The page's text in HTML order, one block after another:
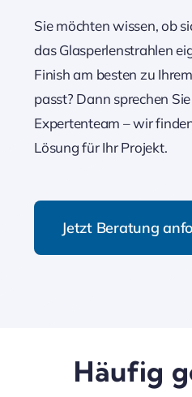
Sie möchten wissen, ob
das Glasperlenstrahlen
Finish am besten zu
passt? Dann sprechen
Expertenteam – wir
Lösung für Ihr Projekt.
Jetzt Beratung
Häufig